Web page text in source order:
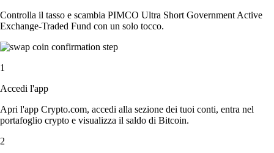
Controlla il tasso e scambia PIMCO Ultra Short Government Active
Exchange-Traded Fund con un solo tocco.
1
Accedi l'app
Apri l'app Crypto.com, accedi alla sezione dei tuoi conti, entra nel
portafoglio crypto e visualizza il saldo di Bitcoin.
2